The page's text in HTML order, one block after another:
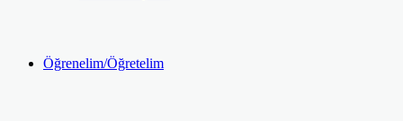
Öğrenelim/Öğretelim